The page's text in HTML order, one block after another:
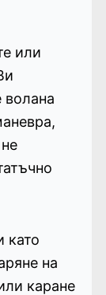
или
волана
като
на
каране